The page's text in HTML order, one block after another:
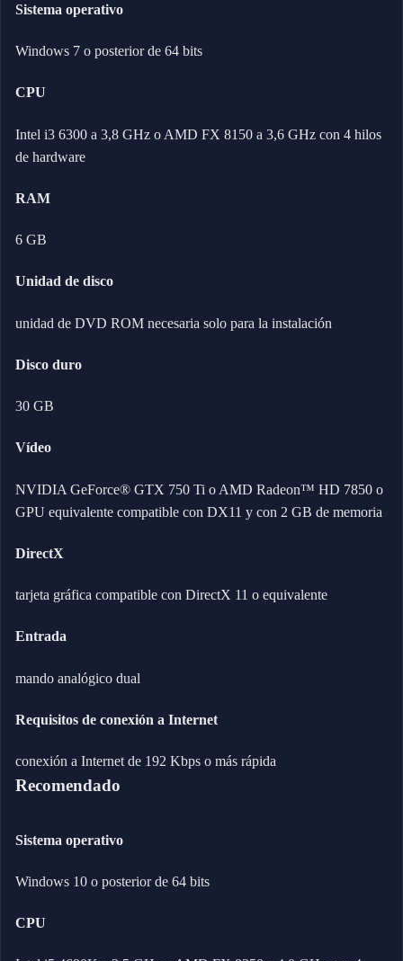
Sistema operativo
Windows 7 o posterior de 64 bits
CPU
Intel i3 6300 a 3,8 GHz o AMD FX 8150 a 3,6 GHz con 4 hilos
de hardware
RAM
6 GB
Unidad de disco
unidad de DVD ROM necesaria solo para la instalación
Disco duro
30 GB
Vídeo
NVIDIA GeForce® GTX 750 Ti o AMD Radeon™ HD 7850 o
GPU equivalente compatible con DX11 y con 2 GB de memoria
DirectX
tarjeta gráfica compatible con DirectX 11 o equivalente
Entrada
mando analógico dual
Requisitos de conexión a Internet
conexión a Internet de 192 Kbps o más rápida
Recomendado
Sistema operativo
Windows 10 o posterior de 64 bits
CPU